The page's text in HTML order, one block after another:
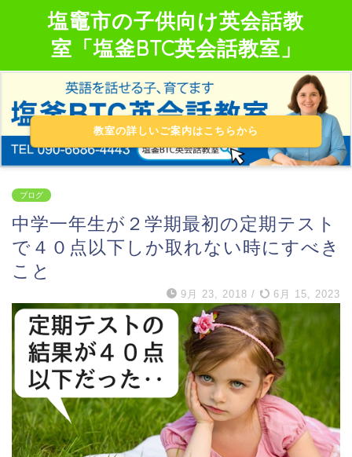
塩竈市の子供向け英会話教
室「塩釜BTC英会話教室」
教室の詳しいご案内はこちらから
ブログ
中学一年生が２学期最初の定期テスト
で４０点以下しか取れない時にすべき
こと
9月 23, 2018 / 6月 15, 2023